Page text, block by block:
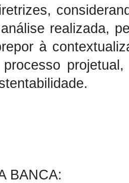
realizada,
à
BANCA: